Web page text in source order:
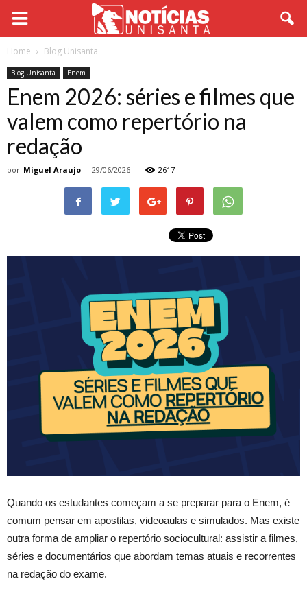
Home Blog Unisanta
Blog Unisanta Enem
Enem 2026: séries e filmes que
valem como repertório na
redação
por Miguel Araujo - 29/06/2026 2617
Quando os estudantes começam a se preparar para o Enem, é
comum pensar em apostilas, videoaulas e simulados. Mas existe
outra forma de ampliar o repertório sociocultural: assistir a filmes,
séries e documentários que abordam temas atuais e recorrentes
na redação do exame.